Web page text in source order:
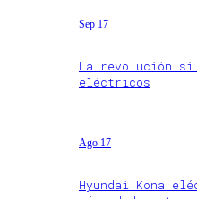
Sep 17
La revolución
eléctricos
Ago 17
Hyundai Kona